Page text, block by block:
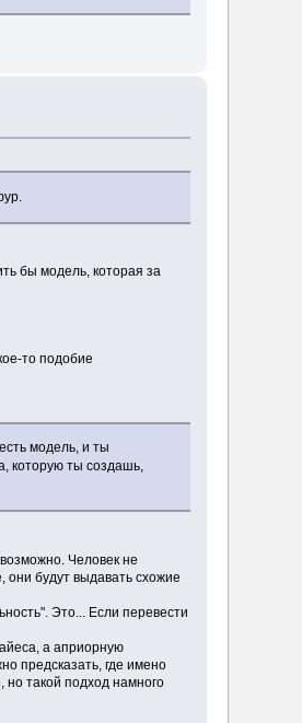
бы модель, которая за
то подобие
модель, и ты
которую ты создашь,
Человек не
они будут выдавать схожие
Это... Если перевести
а априорную
предсказать, где имено
но такой подход намного